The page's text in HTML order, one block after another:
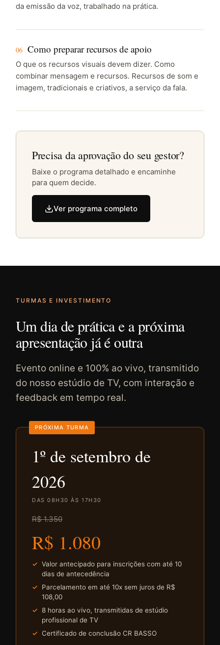
da emissão da voz, trabalhado na prática.
06 Como preparar recursos de apoio
O que os recursos visuais devem dizer. Como
combinar mensagem e recursos. Recursos de som e
imagem, tradicionais e criativos, a serviço da fala.
Precisa da aprovação do seu gestor?
Baixe o programa detalhado e encaminhe
para quem decide.
Ver programa completo
TURMAS E INVESTIMENTO
Um dia de prática e a próxima
apresentação já é outra
Evento online e 100% ao vivo, transmitido
do nosso estúdio de TV, com interação e
feedback em tempo real.
PRÓXIMA TURMA
1º de setembro de
2026
DAS 08H30 ÀS 17H30
R$ 1.350
R$ 1.080
Valor antecipado para inscrições com até 10
dias de antecedência
Parcelamento em até 10x sem juros de R$
108,00
8 horas ao vivo, transmitidas de estúdio
profissional de TV
Certificado de conclusão CR BASSO